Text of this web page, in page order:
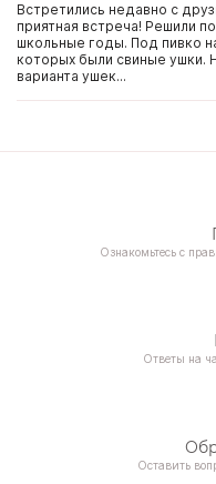
Встретились недавно с
приятная встреча! Решили
школьные годы. Под пивко
которых были свиные ушки.
варианта ушек...
Ознакомьтесь с
Ответы на
Оставить